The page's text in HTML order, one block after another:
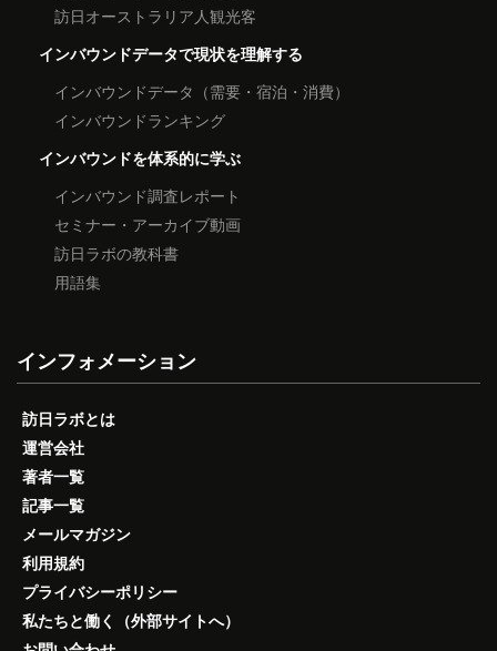
訪日オーストラリア人観光客
インバウンドデータで現状を理解する
インバウンドデータ（需要・宿泊・消費）
インバウンドランキング
インバウンドを体系的に学ぶ
インバウンド調査レポート
セミナー・アーカイブ動画
訪日ラボの教科書
用語集
インフォメーション
訪日ラボとは
運営会社
著者一覧
記事一覧
メールマガジン
利用規約
プライバシーポリシー
私たちと働く（外部サイトへ）